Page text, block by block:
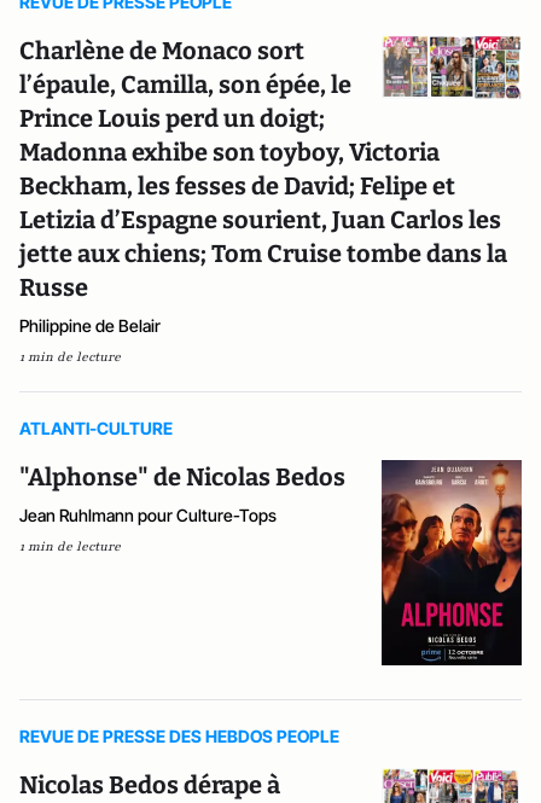
Charlène de Monaco sort
l’épaule, Camilla, son épée, le
Prince Louis perd un doigt;
Madonna exhibe son toyboy, Victoria
Beckham, les fesses de David; Felipe et
Letizia d’Espagne sourient, Juan Carlos les
jette aux chiens; Tom Cruise tombe dans la
Russe
Philippine de Belair
1 min de lecture
ATLANTI-CULTURE
"Alphonse" de Nicolas Bedos
Jean Ruhlmann pour Culture-Tops
1 min de lecture
REVUE DE PRESSE DES HEBDOS PEOPLE
Nicolas Bedos dérape à